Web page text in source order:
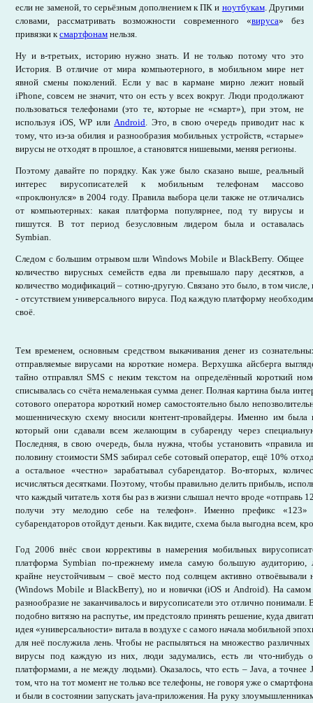
если не заменой, то серьёзным дополнением к ПК и ноутбукам. Другими
словами, рассматривать возможности современного «вируса» без
привязки ксмартфонам нельзя.
Ну и в-третьих, историю нужно знать. И не только потому что это
История. В отличие от мира компьютерного, в мобильном мире нет
явной смены поколений. Если у вас в кармане мирно лежит новый
iPhone, совсем не значит, что он есть у всех вокруг. Люди продолжают
пользоваться телефонами (это те, которые не «смарт»), при этом, не
используя iOS, WP илиAndroid. Это, в свою очередь приводит нас к
тому, что из-за обилия и разнообразия мобильных устройств, «старые»
вирусы не отходят в прошлое, а становятся нишевыми, меняя регионы.
Поэтому давайте по порядку. Как уже было сказано выше, реальный
интерес вирусописателей к мобильным телефонам массово
«проклюнулся» в 2004 году. Правила выбора цели также не отличались
от компьютерных: какая платформа популярнее, под ту вирусы и
пишутся. В тот период безусловным лидером была и оставалась
Symbian.
Следом с большим отрывом шли Windows Mobile и BlackBerry. Общее
количество вирусных семейств едва ли превышало пару десятков, а
количество модификаций – сотню-другую. Связано это было, в том числе,
- отсутствием универсального вируса. Под каждую платформу
своё.
Тем временем, основным средством выкачивания денег из
отправляемые вирусами на короткие номера. Верхушка айсберга
тайно отправлял SMS с неким текстом на определённый короткий
списывалась со счёта немаленькая сумма денег. Полная картина была
сотового оператора короткий номер самостоятельно было
мошенническую схему вносили контент-провайдеры. Именно им была
который они сдавали всем желающим в субаренду через
Последняя, в свою очередь, была нужна, чтобы установить «правила
половину стоимости SMS забирал себе сотовый оператор, ещё 10%
а остальное «честно» зарабатывал субарендатор. Во-вторых,
исчисляться десятками. Поэтому, чтобы правильно делить прибыль,
что каждый читатель хотя бы раз в жизни слышал нечто вроде «отправь
получи эту мелодию себе на телефон». Именно префикс «123»
субарендаторов отойдут деньги. Как видите, схема была выгодна всем,
Год 2006 внёс свои коррективы в намерения мобильных
платформа Symbian по-прежнему имела самую большую аудиторию,
крайне неустойчивым – своё место под солнцем активно отвоёвывали
(Windows Mobile и BlackBerry), но и новички (iOS и Android). На самом
разнообразие не заканчивалось и вирусописатели это отлично понимали.
подобно витязю на распутье, им предстояло принять решение, куда
идея «универсальности» витала в воздухе с самого начала мобильной
для неё послужила лень. Чтобы не распыляться на множество
вирусы под каждую из них, люди задумались, есть ли что-
платформами, а не между людьми). Оказалось, что есть – Java, а
том, что на тот момент не только все телефоны, не говоря уже о
и были в состоянии запускать java-приложения. На руку